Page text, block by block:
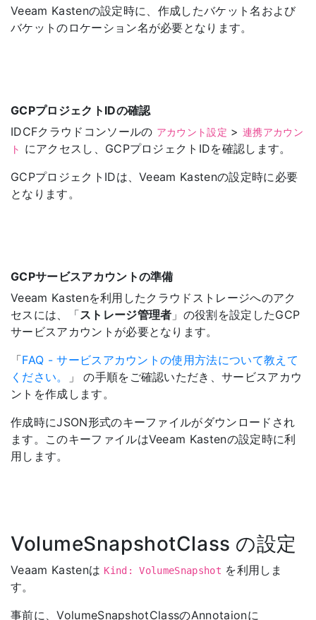
Veeam Kastenの設定時に、作成したバケット名および
バケットのロケーション名が必要となります。
GCPプロジェクトIDの確認
IDCFクラウドコンソールの アカウント設定 >連携アカウン
ト
にアクセスし、GCPプロジェクトIDを確認します。
GCPプロジェクトIDは、Veeam Kastenの設定時に必要
となります。
GCPサービスアカウントの準備
Veeam Kastenを利用したクラウドストレージへのアク
セスには、「ストレージ管理者 」の役割を設定したGCP
サービスアカウントが必要となります。
「FAQ - サービスアカウントの使用方法について教えて
ください。
」 の手順をご確認いただき、サービスアカウ
ントを作成します。
作成時にJSON形式のキーファイルがダウンロードされ
ます。このキーファイルはVeeam Kastenの設定時に利
用します。
VolumeSnapshotClass の設定
Veaam Kastenは Kind: VolumeSnapshot を利用しま
す。
事前に、VolumeSnapshotClassのAnnotaionに